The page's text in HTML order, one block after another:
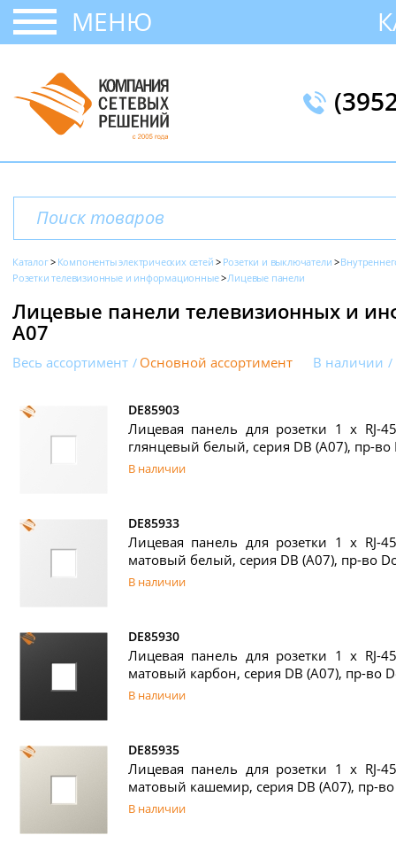
МЕНЮ
Каталог Компоненты электрических сетей Розетки и выключатели
Розетки телевизионные и информационные
Лицевые панели
Лицевые панели телевизионных и
A07
Весь ассортимент Основной ассортимент В наличии
DE85903
Лицевая панель для розетки 1 х RJ-
глянцевый белый, серия DB (A07), пр-во
В наличии
DE85933
Лицевая панель для розетки 1 х RJ-
матовый белый, серия DB (A07), пр-во
В наличии
DE85930
Лицевая панель для розетки 1 х RJ-
матовый карбон, серия DB (A07), пр-во
В наличии
DE85935
Лицевая панель для розетки 1 х RJ-
матовый кашемир, серия DB (A07), пр-
В наличии